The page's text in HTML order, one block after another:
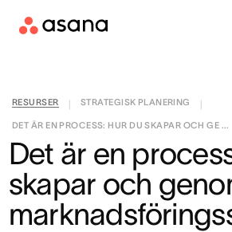
RESURSER STRATEGISK PLANERING
DET ÄR EN PROCESS: HUR DU SKAPAR OCH GE ...
Det är en
skapar och